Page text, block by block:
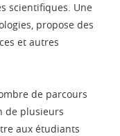
scientifiques. Une
propose des
et autres
de parcours
de plusieurs
aux étudiants